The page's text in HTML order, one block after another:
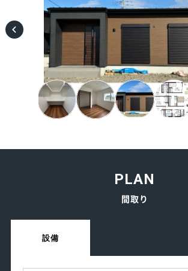
PLAN
間取り
設備